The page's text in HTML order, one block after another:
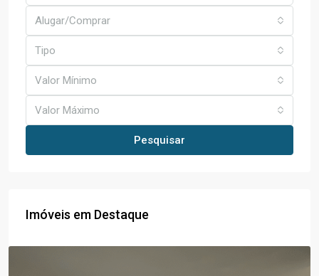
Alugar/Comprar
Tipo
Valor Mínimo
Valor Máximo
Pesquisar
Imóveis em Destaque